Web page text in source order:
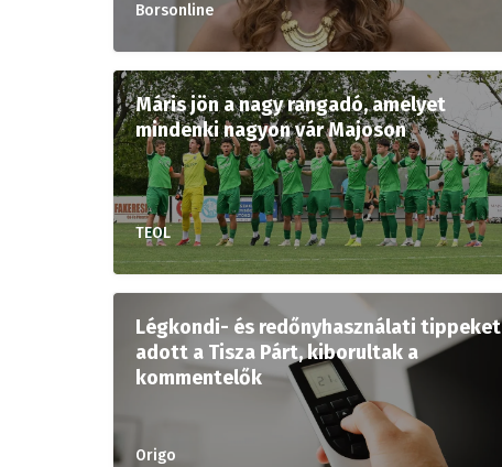
Borsonline
Máris jön a nagy rangadó, amelyet
mindenki nagyon vár Majoson
TEOL
Légkondi- és redőnyhasználati tippeket
adott a Tisza Párt, kiborultak a
kommentelők
Origo